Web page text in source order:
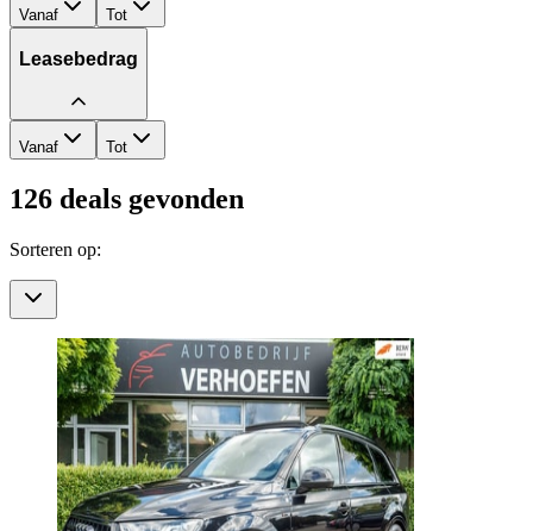
Vanaf Tot
Leasebedrag
Vanaf Tot
126 deals gevonden
Sorteren op: